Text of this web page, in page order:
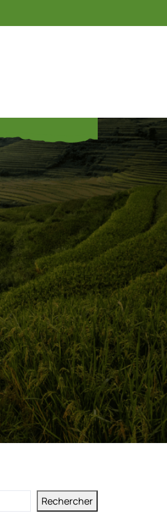
Rechercher